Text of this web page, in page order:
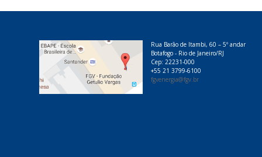
Rua Barão de Itambi, 60 – 5º andar
Botafogo - Rio de Janeiro/RJ
Cep: 22231-000
+55 21 3799-6100
fgvenergia@fgv.br